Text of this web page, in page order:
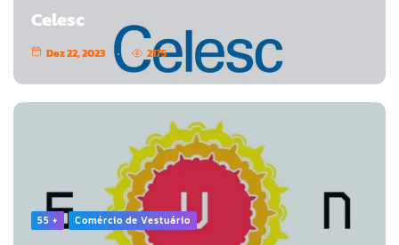
Celesc
Dez 22, 2023 2175
55 + Comércio de Vestuário